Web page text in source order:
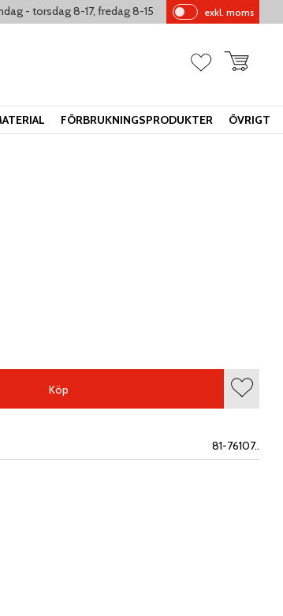
- torsdag 8-17, fredag 8-15
Pr
s
exkl. moms
FavoriterKundvagn
FÖRBRUKNINGSPRODUKTER ÖVRIGT
Köp
Lägg
81-76107..